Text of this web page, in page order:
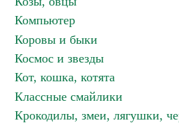
Компьютер
Коровы и быки
Космос и звезды
Кот, кошка, котята
Классные смайлики
Крокодилы, змеи, лягушки,